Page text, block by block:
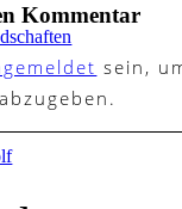
Kommentar
sein,